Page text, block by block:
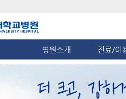
병원소개 진료/이